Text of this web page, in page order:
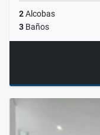
2Alcobas
3 Baños